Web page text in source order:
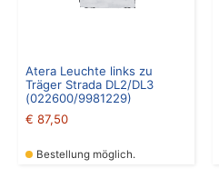
Atera Leuchte links zu
Träger Strada DL2/DL3
(022600/9981229)
€ 87,50
Bestellung möglich.